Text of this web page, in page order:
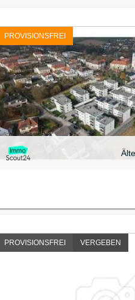
PROVISIONSFREI
PROVISIONSFREI VERGEBEN